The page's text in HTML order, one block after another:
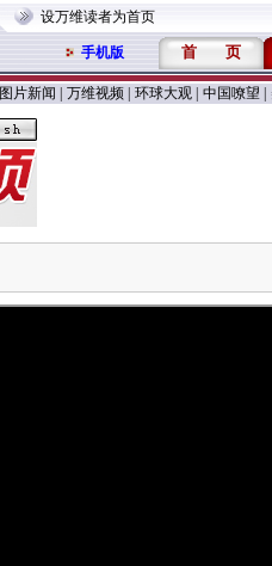
设万维读者为首页
手机版 首 页
图片新闻 万维视频 环球大观 中国嘹望